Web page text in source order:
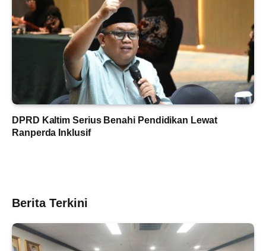
DPRD Kaltim Serius Benahi Pendidikan Lewat
Ranperda Inklusif
Berita Terkini